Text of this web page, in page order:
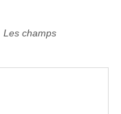
Les champs